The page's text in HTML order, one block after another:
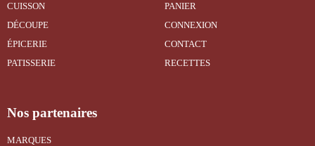
CUISSON
DÉCOUPE
ÉPICERIE
PATISSERIE
PANIER
CONNEXION
CONTACT
RECETTES
Nos partenaires
MARQUES